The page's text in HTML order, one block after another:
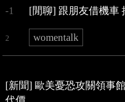
-1 [閒聊] 跟朋友借機車
2 womentalk
[新聞] 歐美憂恐攻關領事